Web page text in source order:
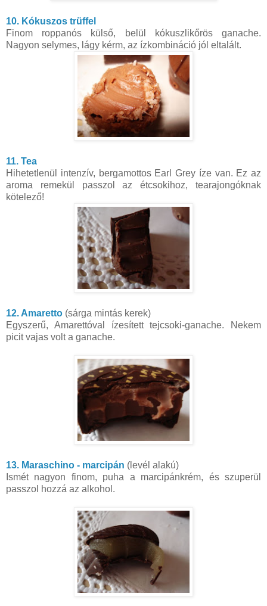
10. Kókuszos trüffel
Finom roppanós külső, belül kókuszlikőrös ganache.
Nagyon selymes, lágy kérm, az ízkombináció jól eltalált.
11. Tea
Hihetetlenül intenzív, bergamottos Earl Grey íze van. Ez az
aroma remekül passzol az étcsokihoz, tearajongóknak
kötelező!
12. Amaretto (sárga mintás kerek)
Egyszerű, Amarettóval ízesített tejcsoki-ganache. Nekem
picit vajas volt a ganache.
13. Maraschino - marcipán (levél alakú)
Ismét nagyon finom, puha a marcipánkrém, és szuperül
passzol hozzá az alkohol.